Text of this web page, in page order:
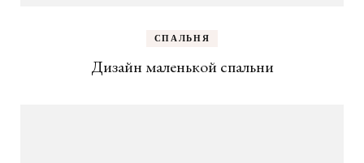
СПАЛЬНЯ
Дизайн маленькой спальни